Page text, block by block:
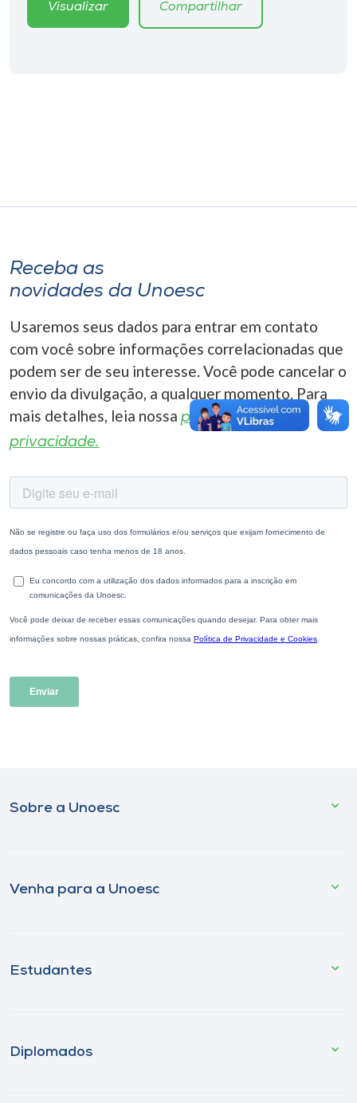
Editora
o idioma
A+
A-
Visualizar Compartilhar
Receba as
novidades da Unoesc
Usaremos seus dados para entrar em contato
com você sobre informações correlacionadas que
podem ser de seu interesse. Você pode cancelar o
envio da divulgação, a qualquer momento. Para
mais detalhes, leia nossa política de
privacidade.
Sobre a Unoesc
Venha para a Unoesc
Estudantes
Diplomados